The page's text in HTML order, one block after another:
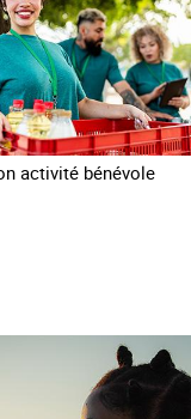
activité bénévole